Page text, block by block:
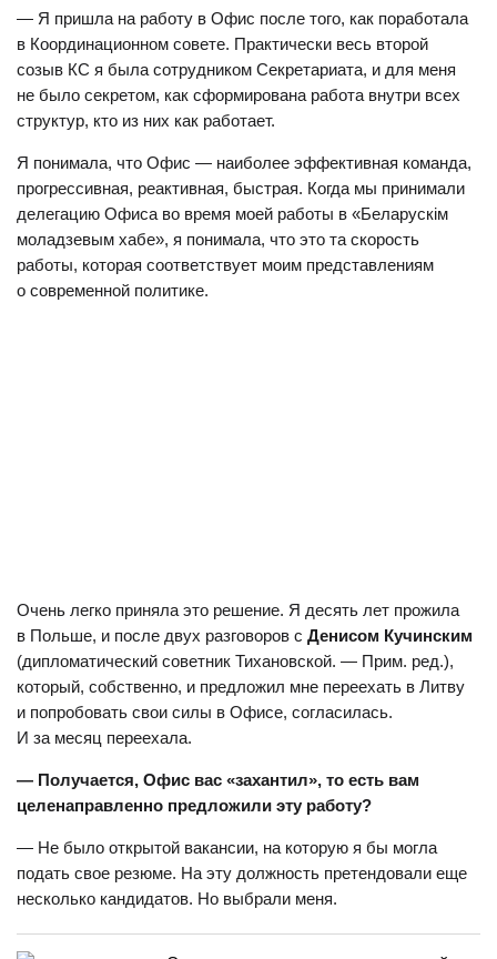
— Я пришла на работу в Офис после того, как поработала
в Координационном совете. Практически весь второй
созыв КС я была сотрудником Секретариата, и для меня
не было секретом, как сформирована работа внутри всех
структур, кто из них как работает.
Я понимала, что Офис — наиболее эффективная команда,
прогрессивная, реактивная, быстрая. Когда мы принимали
делегацию Офиса во время моей работы в «Беларускім
моладзевым хабе», я понимала, что это та скорость
работы, которая соответствует моим представлениям
о современной политике.
Очень легко приняла это решение. Я десять лет прожила
в Польше, и после двух разговоров с Денисом Кучинским
(дипломатический советник Тихановской. — Прим. ред.),
который, собственно, и предложил мне переехать в Литву
и попробовать свои силы в Офисе, согласилась.
И за месяц переехала.
— Получается, Офис вас «захантил», то есть вам
целенаправленно предложили эту работу?
— Не было открытой вакансии, на которую я бы могла
подать свое резюме. На эту должность претендовали еще
несколько кандидатов. Но выбрали меня.